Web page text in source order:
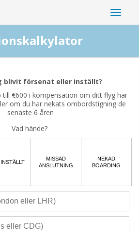
blivit försenat eller inställt?
till €600 i kompensation om ditt flyg har
om du har nekats ombordstigning de
senaste 6 åren
Vad hände?
MISSAD
ANSLUTNING
NEKAD
BOARDING